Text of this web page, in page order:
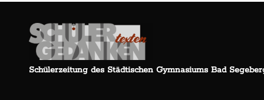
Schülerzeitung des Städtischen Gymnasiums Bad